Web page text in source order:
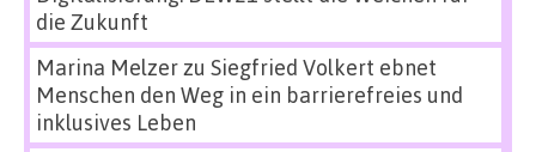
die Zukunft
Marina Melzerzu Siegfried Volkert ebnet
Menschen den Weg in ein barrierefreies und
inklusives Leben